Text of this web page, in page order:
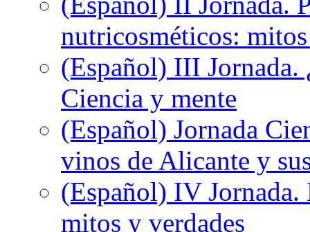
nutricosméticos:
(Español) III Jornada.
Ciencia y mente
(Español) Jornada
vinos de Alicante y
(Español) IV
mitos y verdades